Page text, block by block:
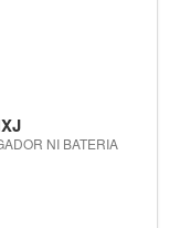
NI BATERIA